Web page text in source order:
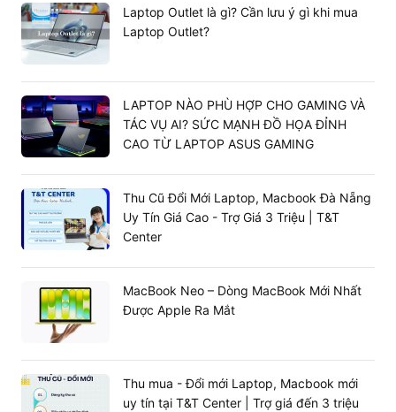
Điểm nhấn cho dòng sản phẩmLenovo Legion 5 Pro
2023chính là màn hình. Với kích thước 16 inch – thông
số màn hình lần đầu tiên xuất hiện ở laptop gaming,
tạo sự thoải mái khi làm việc chơi game giải trí
Laptop Outlet là gì? Cần lưu ý gì khi mua
Laptop Outlet?
LAPTOP NÀO PHÙ HỢP CHO GAMING VÀ
TÁC VỤ AI? SỨC MẠNH ĐỒ HỌA ĐỈNH
CAO TỪ LAPTOP ASUS GAMING
Thu Cũ Đổi Mới Laptop, Macbook Đà Nẵng
Uy Tín Giá Cao - Trợ Giá 3 Triệu | T&T
Center
MacBook Neo – Dòng MacBook Mới Nhất
Được Apple Ra Mắt
Thu mua - Đổi mới Laptop, Macbook mới
uy tín tại T&T Center | Trợ giá đến 3 triệu